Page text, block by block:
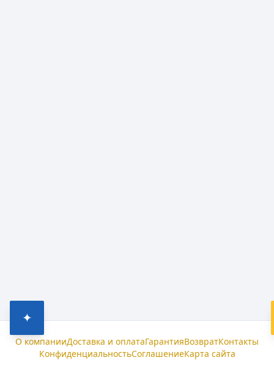
✦
О компанииДоставка и оплатаГарантияВозвратКонтакты
КонфиденциальностьСоглашениеКарта сайта